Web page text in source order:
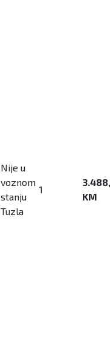
Nije u
voznom
stanju
Tuzla
1
KM